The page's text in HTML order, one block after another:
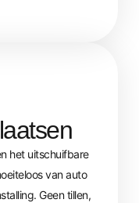
het uitschuifbare
van auto
Geen tillen,